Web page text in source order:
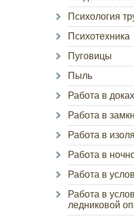
Психология
Психотехника
Пуговицы
Пыль
Работа в доках
Работа в
Работа в
Работа в
Работа в
Работа в
ледниковой